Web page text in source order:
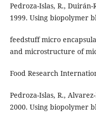
Pedroza-Islas, R.,
1999. Using biopolymer
feedstuff micro
and microstructure of
Food Research
Pedroza-Islas, R.,
2000. Using biopolymer